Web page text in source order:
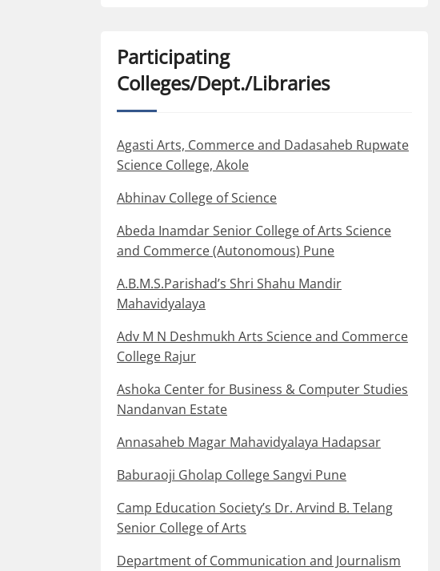
Participating
Colleges/Dept./Libraries
Agasti Arts, Commerce and Dadasaheb Rupwate
Science College, Akole
Abhinav College of Science
Abeda Inamdar Senior College of Arts Science
and Commerce (Autonomous) Pune
A.B.M.S.Parishad’s Shri Shahu Mandir
Mahavidyalaya
Adv M N Deshmukh Arts Science and Commerce
College Rajur
Ashoka Center for Business & Computer Studies
Nandanvan Estate
Annasaheb Magar Mahavidyalaya Hadapsar
Baburaoji Gholap College Sangvi Pune
Camp Education Society’s Dr. Arvind B. Telang
Senior College of Arts
Department of Communication and Journalism